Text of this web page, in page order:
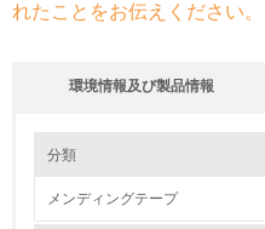
れたことをお伝えください。
環境情報及び製品情報
1.環境取り組み体制
分類
メンディングテープ